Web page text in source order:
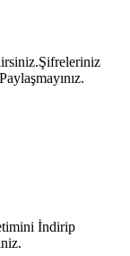
İndirip